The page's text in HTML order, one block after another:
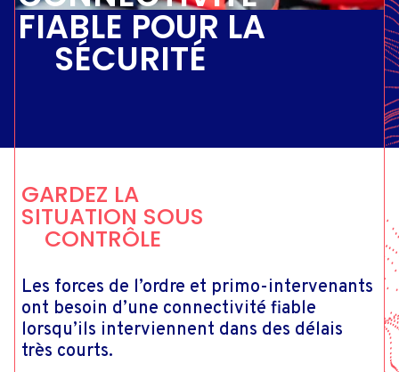
FIABLE POUR LA
SÉCURITÉ
GARDEZ LA
SITUATION SOUS
CONTRÔLE
Les forces de l’ordre et primo-intervenants
ont besoin d’une connectivité fiable
lorsqu’ils interviennent dans des délais
très courts.